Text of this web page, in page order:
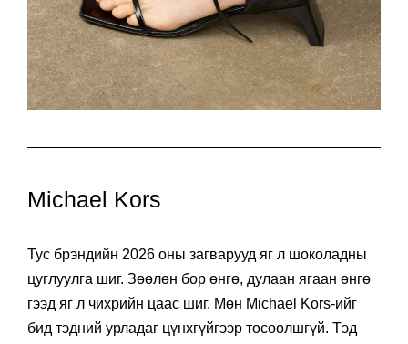
Michael Kors
Тус брэндийн 2026 оны загварууд яг л шоколадны
цуглуулга шиг. Зөөлөн бор өнгө, дулаан ягаан өнгө
гээд яг л чихрийн цаас шиг. Мөн Michael Kors-ийг
бид тэдний урладаг цүнхгүйгээр төсөөлшгүй. Тэд